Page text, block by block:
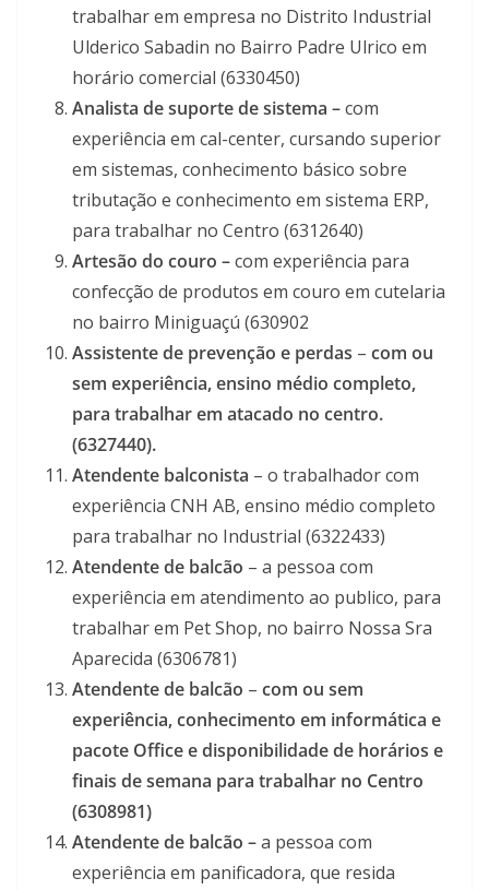
trabalhar em empresa no Distrito Industrial
Ulderico Sabadin no Bairro Padre Ulrico em
horário comercial (6330450)
Analista de suporte de sistema –com
experiência em cal-center, cursando superior
em sistemas, conhecimento básico sobre
tributação e conhecimento em sistema ERP,
para trabalhar no Centro (6312640)
Artesão do couro –com experiência para
confecção de produtos em couro em cutelaria
no bairro Miniguaçú (630902
Assistente de prevenção e perdas – com ou
sem experiência, ensino médio completo,
para trabalhar em atacado no centro.
(6327440).
Atendente balconista – o trabalhador com
experiência CNH AB, ensino médio completo
para trabalhar no Industrial (6322433)
Atendente de balcão – a pessoa com
experiência em atendimento ao publico, para
trabalhar em Pet Shop, no bairro Nossa Sra
Aparecida (6306781)
Atendente de balcão – com ou sem
experiência, conhecimento em informática e
pacote Office e disponibilidade de horários e
finais de semana para trabalhar no Centro
(6308981)
Atendente de balcão –a pessoa com
experiência em panificadora, que resida